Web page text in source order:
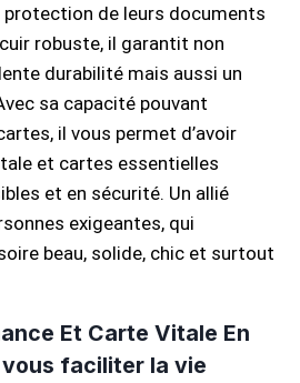
de leurs documents
robuste, il garantit non
durabilité mais aussi un
sa capacité pouvant
il vous permet d’avoir
et cartes essentielles
et en sécurité. Un allié
exigeantes, qui
beau, solide, chic et surtout
Et Carte Vitale En
faciliter la vie